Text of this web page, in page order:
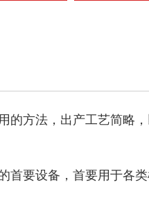
方法，出产工艺简略
首要设备，首要用于各
彩钢瓦破碎机